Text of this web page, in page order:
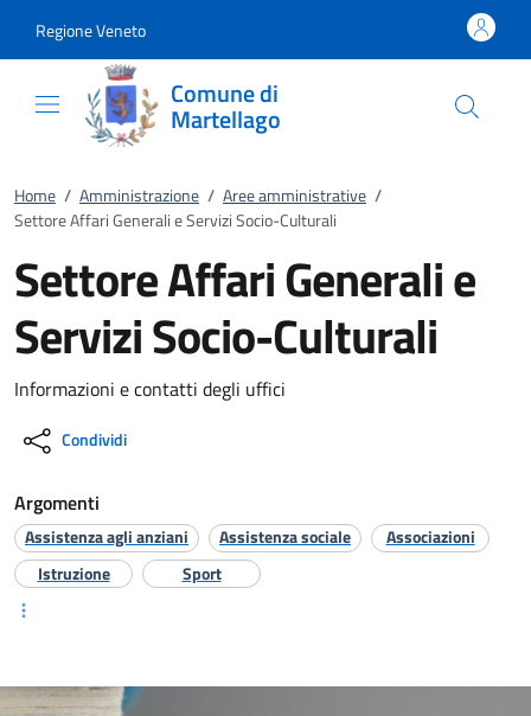
Regione Veneto
Comune di
Martellago
Home / Amministrazione / Aree amministrative /
Settore Affari Generali e Servizi Socio-Culturali
Settore Affari Generali e
Servizi Socio-Culturali
Informazioni e contatti degli uffici
Condividi
Argomenti
Assistenza agli anziani Assistenza sociale
Associazioni
Istruzione
Sport